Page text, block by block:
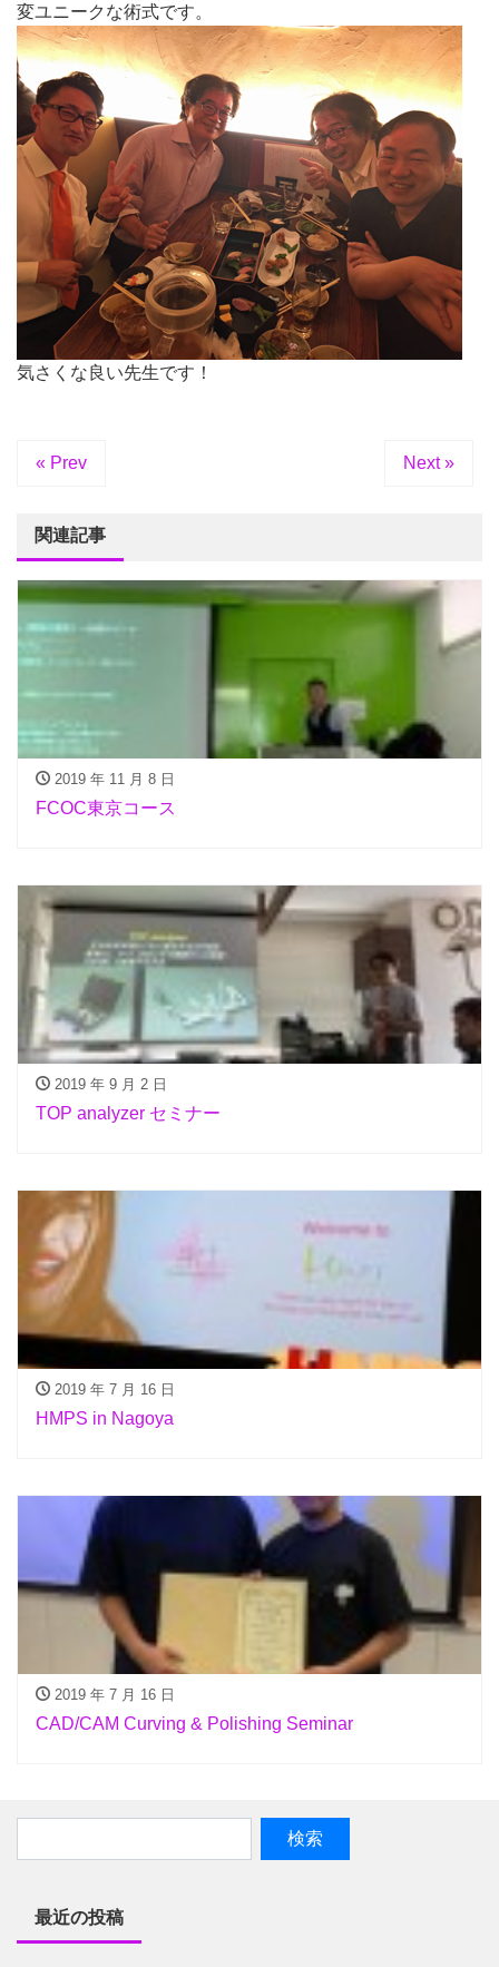
変ユニークな術式です。
気さくな良い先生です！
« Prev Next »
関連記事
2019 年 11 月 8 日
FCOC東京コース
2019 年 9 月 2 日
TOP analyzer セミナー
2019 年 7 月 16 日
HMPS in Nagoya
2019 年 7 月 16 日
CAD/CAM Curving & Polishing Seminar
最近の投稿